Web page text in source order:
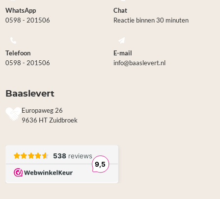
WhatsApp
0598 - 201506
Chat
Reactie binnen 30 minuten
Telefoon
0598 - 201506
E-mail
info@baaslevert.nl
Baaslevert
Europaweg 26
9636 HT Zuidbroek